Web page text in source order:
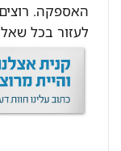
האספקה. רוצים
לעזור בכל